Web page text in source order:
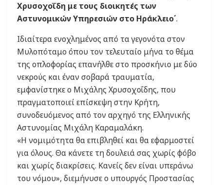
Χρυσοχοΐδη με τους διοικητές των
Αστυνομικών Υπηρεσιών στο Ηράκλειο΄.
Ιδιαίτερα ενοχλημένος από τα γεγονότα στον
Μυλοπόταμο όπου τον τελευταίο μήνα το θέμα
της οπλοφορίας επανήλθε στο προσκήνιο με δύο
νεκρούς και έναν σοβαρά τραυματία,
εμφανίστηκε ο Μιχάλης Χρυσοχοΐδης, που
πραγματοποιεί επίσκεψη στην Κρήτη,
συνοδευόμενος από τον αρχηγό της Ελληνικής
Αστυνομίας Μιχάλη Καραμαλάκη.
«Η νομιμότητα θα επιβληθεί και θα εφαρμοστεί
για όλους. Θα κάνετε τη δουλειά σας χωρίς φόβο
και χωρίς διακρίσεις. Κανείς δεν είναι υπεράνω
του νόμου», διεμήνυσε ο υπουργός Προστασίας